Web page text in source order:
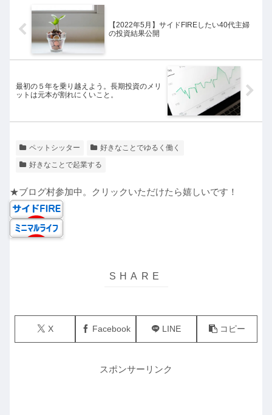
【2022年5月】サイドFIREしたい40代主婦
の投資結果公開
最初の５年を乗り越えよう。長期投資のメリ
ットは元本が割れにくいこと。
ペットシッター
好きなことでゆるく働く
好きなことで起業する
★ブログ村参加中。クリックいただけたら嬉しいです！
X Facebook LINE コピー
スポンサーリンク